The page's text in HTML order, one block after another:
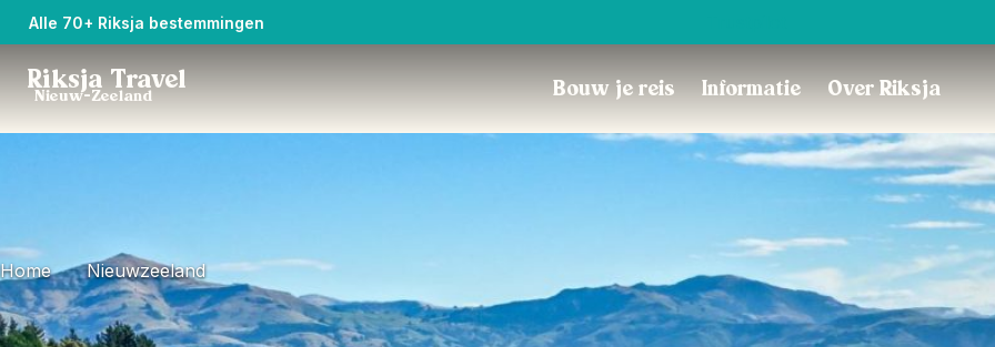
Alle 70+ Riksja bestemmingen
Riksja Travel
Nieuw-Zeeland Bouw je reis Informatie Over Riksja
Home Nieuwzeeland